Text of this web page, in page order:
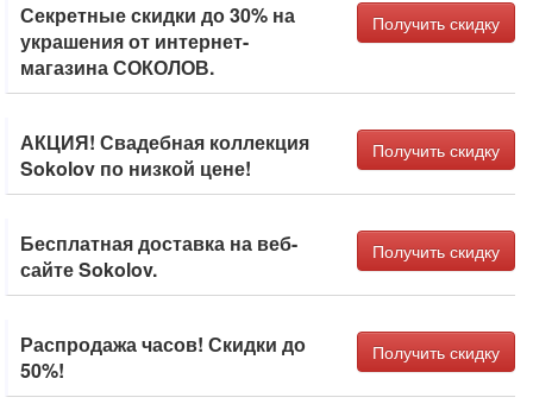
Секретные скидки до 30% на
украшения от интернет-
магазина СОКОЛОВ.
Получить скидку
АКЦИЯ! Свадебная коллекция
Sokolov по низкой цене!
Получить скидку
Бесплатная доставка на веб-
сайте Sokolov.
Получить скидку
Распродажа часов! Скидки до
50%!
Получить скидку